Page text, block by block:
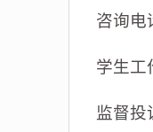
咨询电
学生工
监督投